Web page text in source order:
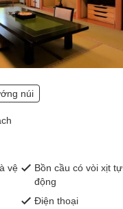
núi
vệ
Bồn cầu có vòi xịt tự
động
Điện thoại